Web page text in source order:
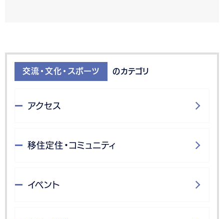
交流・文化・スポーツ のカテゴリ
アクセス
移住定住・コミュニティ
イベント